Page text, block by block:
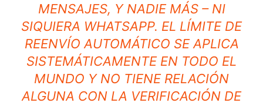
MENSAJES, Y NADIE MÁS – NI
SIQUIERA WHATSAPP. EL LÍMITE DE
REENVÍO AUTOMÁTICO SE APLICA
SISTEMÁTICAMENTE EN TODO EL
MUNDO Y NO TIENE RELACIÓN
ALGUNA CON LA VERIFICACIÓN DE